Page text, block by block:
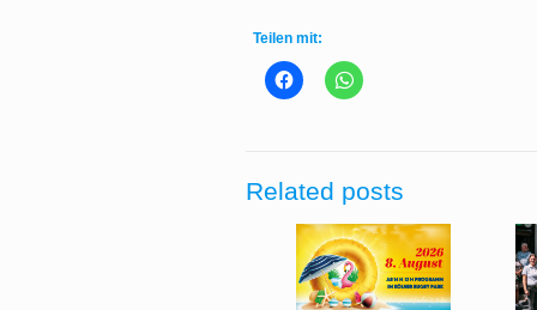
Teilen mit:
Related posts